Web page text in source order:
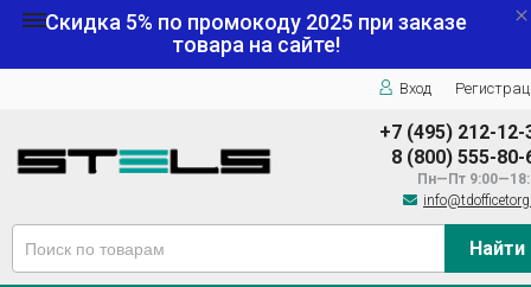
Скидка 5% по промокоду 2025 при заказе
товара на сайте!
Вход
+7 (495) 212-12-
8 (800) 555-80-
Пн—Пт
Найти